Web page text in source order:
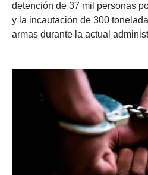
detención de 37 mil personas
y la incautación de 300
armas durante la actual